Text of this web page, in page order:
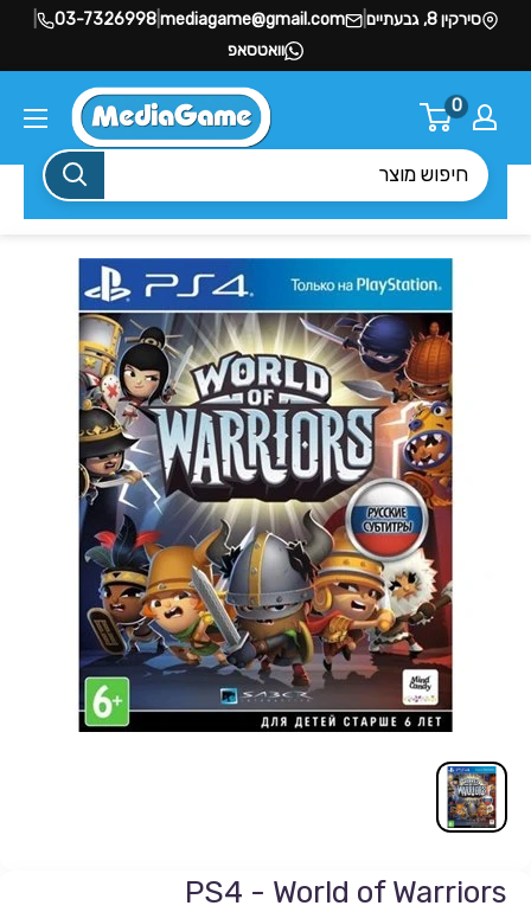
סירקין 8, גבעתיים |
mediagame@gmail.com
|
03-7326998
וואטסאפ
0
PS4 - World of Warriors